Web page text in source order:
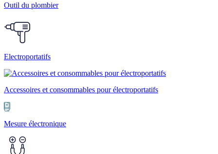
Outil du plombier
Electroportatifs
Accessoires et consommables pour électroportatifs
Mesure électronique